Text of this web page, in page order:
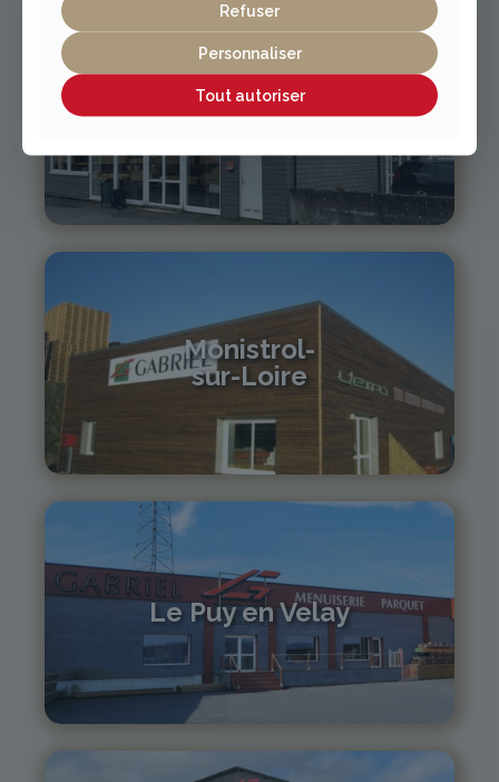
Vichy / Cusset
04 70 97 56 39
cusset@gabriel-sa.fr
Monistrol-
sur-Loire
monistrol@gabriel-sa.fr
Le Puy en Velay
04 71 01 13 30
lepuy@gabriel-sa.fr
Refuser
Personnaliser
Tout autoriser